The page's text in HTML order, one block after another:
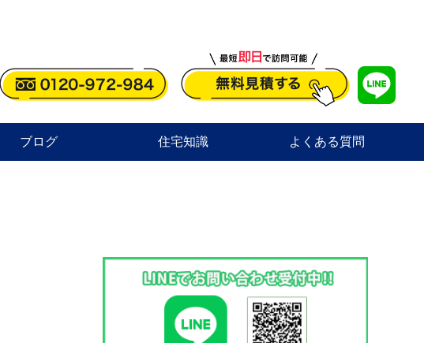
ブログ 住宅知識 よくある質問